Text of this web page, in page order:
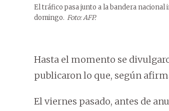
El tráfico pasa junto a la bandera
domingo. Foto: AFP.
Hasta el momento se
publicaron lo que, según
El viernes pasado, antes de